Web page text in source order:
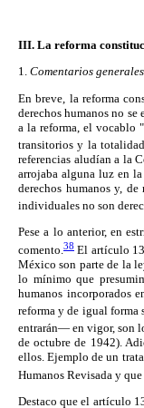
III. La reforma
1. Comentarios generales
En breve, la reforma
derechos humanos no
a la reforma, el vocablo
transitorios y la
referencias aludían a la
arrojaba alguna luz en
derechos humanos y,
individuales no son
Pese a lo anterior, en
comento. 38 El artículo
México son parte de la
lo mínimo que
humanos incorporados
reforma y de igual forma
entrarán— en vigor, son
de octubre de 1942).
ellos. Ejemplo de un
Humanos Revisada y
Destaco que el artículo